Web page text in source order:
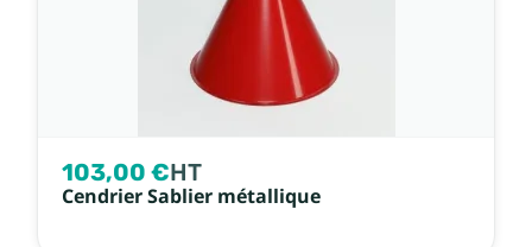
103,00 €HT
Cendrier Sablier métallique